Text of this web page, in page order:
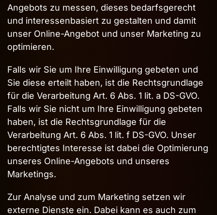
Angebots zu messen, dieses bedarfsgerecht
und interessenbasiert zu gestalten und damit
unser Online-Angebot und unser Marketing zu
optimieren.
Falls wir Sie um Ihre Einwilligung gebeten und
Sie diese erteilt haben, ist die Rechtsgrundlage
für die Verarbeitung Art. 6 Abs. 1 lit. a DS-GVO.
Falls wir Sie nicht um Ihre Einwilligung gebeten
haben, ist die Rechtsgrundlage für die
Verarbeitung Art. 6 Abs. 1 lit. f DS-GVO. Unser
berechtigtes Interesse ist dabei die Optimierung
unseres Online-Angebots und unseres
Marketings.
Zur Analyse und zum Marketing setzen wir
externe Dienste ein. Dabei kann es auch zum